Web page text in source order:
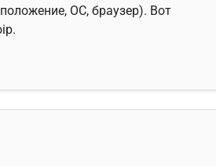
ОС, браузер). Вот